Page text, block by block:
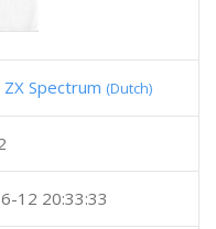
Spectrum (Dutch)
12 20:33:33